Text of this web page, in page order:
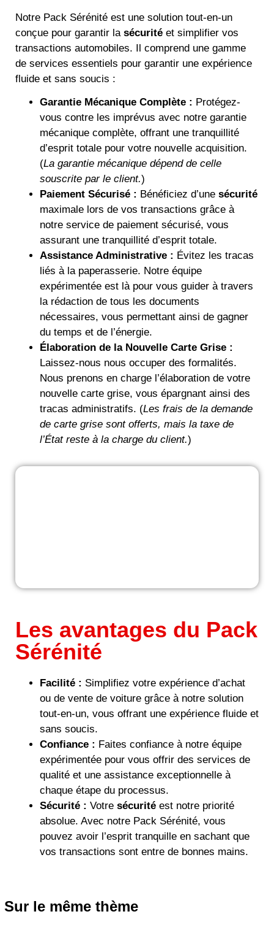
Notre Pack Sérénité est une solution tout-en-un
conçue pour garantir la sécurité et simplifier vos
transactions automobiles. Il comprend une gamme
de services essentiels pour garantir une expérience
fluide et sans soucis :
Garantie Mécanique Complète : Protégez-
vous contre les imprévus avec notre garantie
mécanique complète, offrant une tranquillité
d’esprit totale pour votre nouvelle acquisition.
(La garantie mécanique dépend de celle
souscrite par le client.)
Paiement Sécurisé : Bénéficiez d’une sécurité
maximale lors de vos transactions grâce à
notre service de paiement sécurisé, vous
assurant une tranquillité d’esprit totale.
Assistance Administrative : Évitez les tracas
liés à la paperasserie. Notre équipe
expérimentée est là pour vous guider à travers
la rédaction de tous les documents
nécessaires, vous permettant ainsi de gagner
du temps et de l’énergie.
Élaboration de la Nouvelle Carte Grise :
Laissez-nous nous occuper des formalités.
Nous prenons en charge l’élaboration de votre
nouvelle carte grise, vous épargnant ainsi des
tracas administratifs. (Les frais de la demande
de carte grise sont offerts, mais la taxe de
l’État reste à la charge du client.)
Les avantages du Pack
Sérénité
Facilité : Simplifiez votre expérience d’achat
ou de vente de voiture grâce à notre solution
tout-en-un, vous offrant une expérience fluide et
sans soucis.
Confiance : Faites confiance à notre équipe
expérimentée pour vous offrir des services de
qualité et une assistance exceptionnelle à
chaque étape du processus.
Sécurité : Votre sécurité est notre priorité
absolue. Avec notre Pack Sérénité, vous
pouvez avoir l’esprit tranquille en sachant que
vos transactions sont entre de bonnes mains.
Sur le même thème